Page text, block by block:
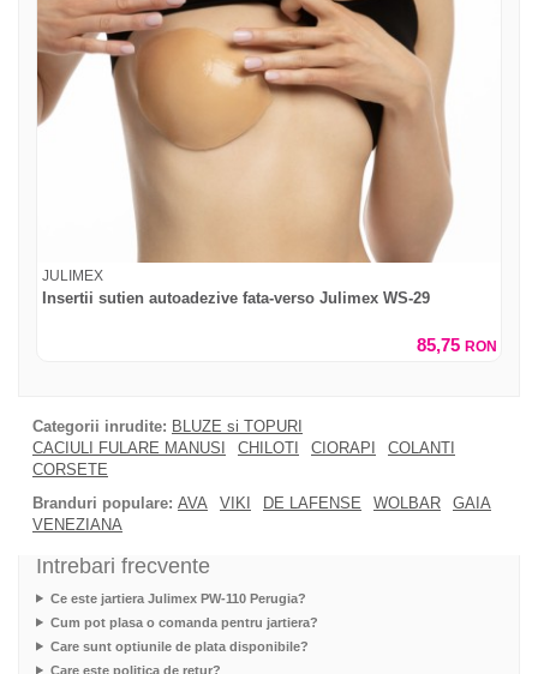
JULIMEX
Insertii sutien autoadezive fata-verso Julimex WS-29
85,75 RON
Categorii inrudite: BLUZE si TOPURI
CACIULI FULARE MANUSI
CHILOTI CIORAPI
COLANTI
CORSETE
Branduri populare: AVA VIKI DE LAFENSE WOLBAR
GAIA
VENEZIANA
Intrebari frecvente
Ce este jartiera Julimex PW-110 Perugia?
Cum pot plasa o comanda pentru jartiera?
Care sunt optiunile de plata disponibile?
Care este politica de retur?